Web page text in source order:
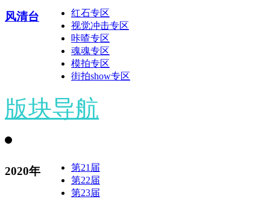
风清台
红石专区
视觉冲击专区
咔喳专区
魂魂专区
模拍专区
街拍show专区
版块导航
2020年
第21届
第22届
第23届